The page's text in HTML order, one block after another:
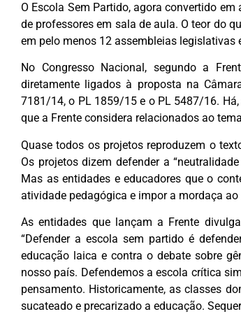
O Escola Sem Partido, agora convertido
de professores em sala de aula. O teor do
em pelo menos 12 assembleias
No Congresso Nacional, segundo a
diretamente ligados à proposta na
7181/14, o PL 1859/15 e o PL 5487/16.
que a Frente considera relacionados ao
Quase todos os projetos reproduzem o
Os projetos dizem defender a
Mas as entidades e educadores que o
atividade pedagógica e impor a mordaça ao
As entidades que lançam a Frente
“Defender a escola sem partido é
educação laica e contra o debate sobre
nosso país. Defendemos a escola crítica
pensamento. Historicamente, as classes
sucateado e precarizado a educação.